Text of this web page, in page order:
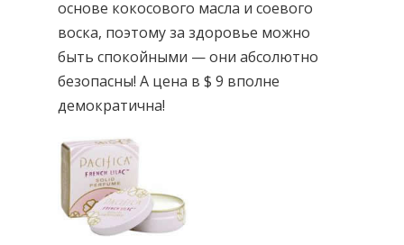
основе кокосового масла и соевого
воска, поэтому за здоровье можно
быть спокойными — они абсолютно
безопасны! А цена в $ 9 вполне
демократична!